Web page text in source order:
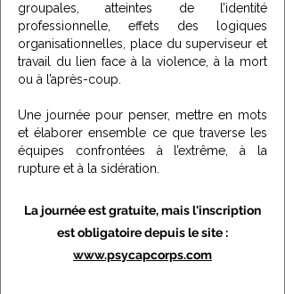
groupales, atteintes de l’identité
professionnelle, effets des logiques
organisationnelles, place du superviseur et
travail du lien face à la violence, à la mort
ou à l’après-coup.
Une journée pour penser, mettre en mots
et élaborer ensemble ce que traverse les
équipes confrontées à l’extrême, à la
rupture et à la sidération.
La journée est gratuite, mais l'inscription
est obligatoire depuis le site :
www.psycapcorps.com